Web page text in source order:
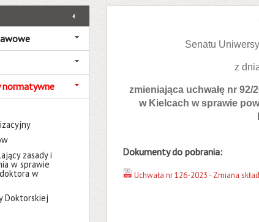
normatywne
zasady i
w sprawie
w
Doktorskiej
Senatu
z
zmieniająca uchwałę nr
w Kielcach w sprawie
Dokumenty do pobrania:
Uchwała nr 126-2023 - Zmiana